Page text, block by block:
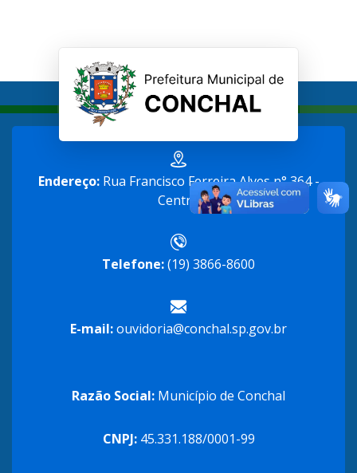
Endereço:Rua Francisco Ferreira Alves n° 364 -
Centro
Telefone:(19) 3866-8600
E-mail:ouvidoria@conchal.sp.gov.br
Razão Social: Município de Conchal
CNPJ:45.331.188/0001-99